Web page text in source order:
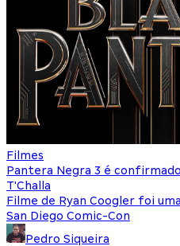
Filmes
Pantera Negra 3 é
T'Challa
Filme de Ryan Coogler foi
San Diego Comic-Con
Pedro Siqueira